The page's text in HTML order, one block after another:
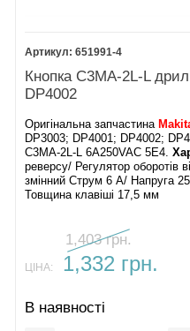
651991-4
Кнопка C3MA-2L-L
DP4002
Оригінальна запчастина
DP3003; DP4001; DP4002;
C3MA-2L-L 6A250VAC 5E4.
реверсу/ Регулятор оборотів
змінний Струм 6 А/ Напруга
Товщина клавіші 17,5 мм
1,403 грн.
ЦІНА: 1,332 грн.
В наявності